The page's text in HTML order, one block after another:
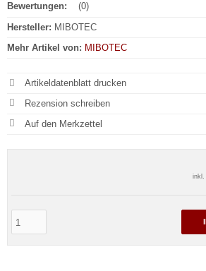
inkl.
Bewertungen:
(0)
Hersteller: MIBOTEC
Mehr Artikel von: MIBOTEC
Artikeldatenblatt drucken
Rezension schreiben